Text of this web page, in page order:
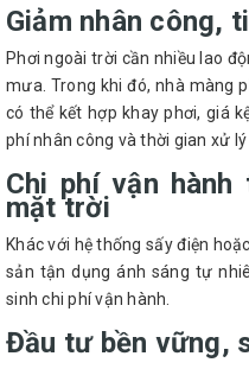
Giảm nhân công,
Phơi ngoài trời cần nhiều lao
mưa. Trong khi đó, nhà màng
có thể kết hợp khay phơi, giá
phí nhân công và thời gian xử lý
Chi phí vận hành
mặt trời
Khác với hệ thống sấy điện
sản tận dụng ánh sáng tự
sinh chi phí vận hành.
Đầu tư bền vững,